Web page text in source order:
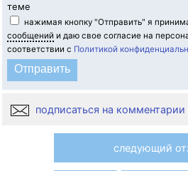
теме
нажимая кнопку "Отправить" я
сообщений и даю свое согласие на
соответствии с Политикой
подписаться на комментарии
следующий